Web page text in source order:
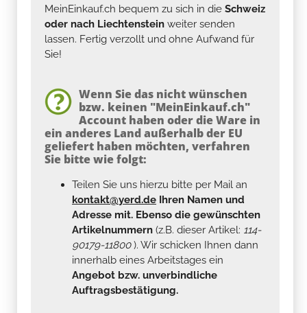
MeinEinkauf.ch bequem zu sich in die Schweiz
oder nach Liechtenstein weiter senden
lassen. Fertig verzollt und ohne Aufwand für
Sie!
Wenn Sie das nicht wünschen
bzw. keinen "MeinEinkauf.ch"
Account haben oder die Ware in
ein anderes Land außerhalb der EU
geliefert haben möchten, verfahren
Sie bitte wie folgt:
Teilen Sie uns hierzu bitte per Mail an
kontakt@yerd.de Ihren Namen und
Adresse mit. Ebenso die gewünschten
Artikelnummern (z.B. dieser Artikel: 114-
90179-11800). Wir schicken Ihnen dann
innerhalb eines Arbeitstages ein
Angebot bzw. unverbindliche
Auftragsbestätigung.